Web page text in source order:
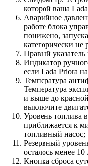
которой ваша
Аварийное
работе блока
понижено,
категорически не
Правый
Индикатор
если Lada Priora
Температура
Температура
и выше до
выключите
Уровень топлива
приближается к
топливный насос;
Резервный
осталось менее 10
Кнопка сброса